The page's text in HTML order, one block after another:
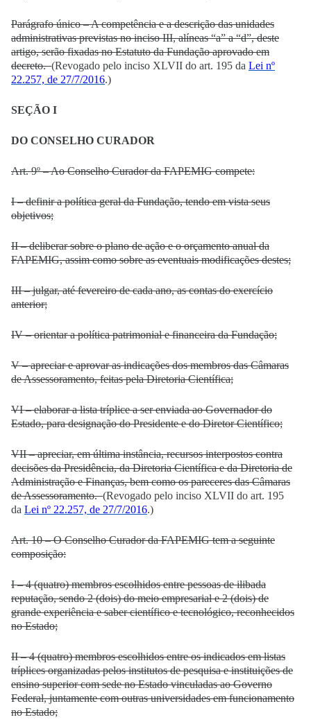
Parágrafo único – A competência e a descrição das unidades
administrativas previstas no inciso III, alíneas “a” a “d”, deste
artigo, serão fixadas no Estatuto da Fundação aprovado em
decreto.(Revogado pelo inciso XLVII do art. 195 da Lei nº
22.257, de 27/7/2016.)
SEÇÃO I
DO CONSELHO CURADOR
Art. 9º – Ao Conselho Curador da FAPEMIG compete:
I – definir a política geral da Fundação, tendo em vista seus
objetivos;
II – deliberar sobre o plano de ação e o orçamento anual da
FAPEMIG, assim como sobre as eventuais modificações destes;
III – julgar, até fevereiro de cada ano, as contas do exercício
anterior;
IV – orientar a política patrimonial e financeira da Fundação;
V – apreciar e aprovar as indicações dos membros das Câmaras
de Assessoramento, feitas pela Diretoria Científica;
VI – elaborar a lista tríplice a ser enviada ao Governador do
Estado, para designação do Presidente e do Diretor Científico;
VII – apreciar, em última instância, recursos interpostos contra
decisões da Presidência, da Diretoria Científica e da Diretoria de
Administração e Finanças, bem como os pareceres das Câmaras
de Assessoramento.(Revogado pelo inciso XLVII do art. 195
da Lei nº 22.257, de 27/7/2016.)
Art. 10 – O Conselho Curador da FAPEMIG tem a seguinte
composição:
I – 4 (quatro) membros escolhidos entre pessoas de ilibada
reputação, sendo 2 (dois) do meio empresarial e 2 (dois) de
grande experiência e saber científico e tecnológico, reconhecidos
no Estado;
II – 4 (quatro) membros escolhidos entre os indicados em listas
tríplices organizadas pelos institutos de pesquisa e instituições de
ensino superior com sede no Estado vinculadas ao Governo
Federal, juntamente com outras universidades em funcionamento
no Estado;